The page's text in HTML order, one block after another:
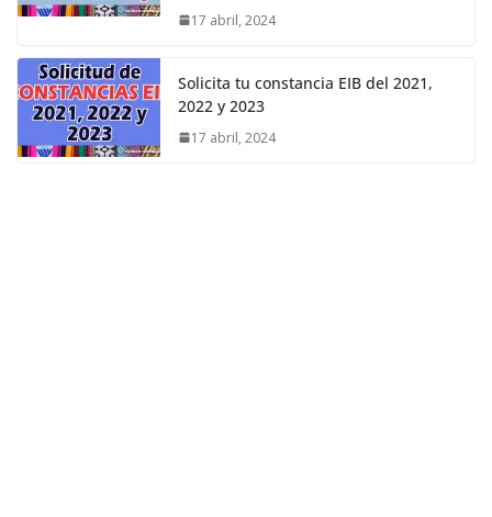
17 abril, 2024
Solicita tu constancia EIB del 2021,
2022 y 2023
17 abril, 2024